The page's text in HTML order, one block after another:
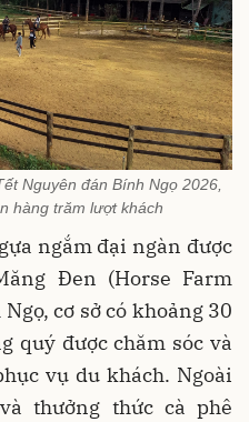
Nguyên đán Bính Ngọ 2026,
hàng trăm lượt khách
ngắm đại ngàn được
Đen (Horse Farm
cơ sở có khoảng 30
quý được chăm sóc và
vụ du khách. Ngoài
thưởng thức cà phê